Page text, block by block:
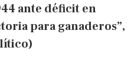
ante déficit en
para ganaderos”,